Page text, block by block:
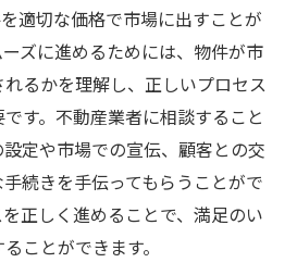
適切な価格で市場に出すことが
ズに進めるためには、物件が市
るかを理解し、正しいプロセス
す。不動産業者に相談すること
定や市場での宣伝、顧客との交
続きを手伝ってもらうことがで
正しく進めることで、満足のい
ことができます。